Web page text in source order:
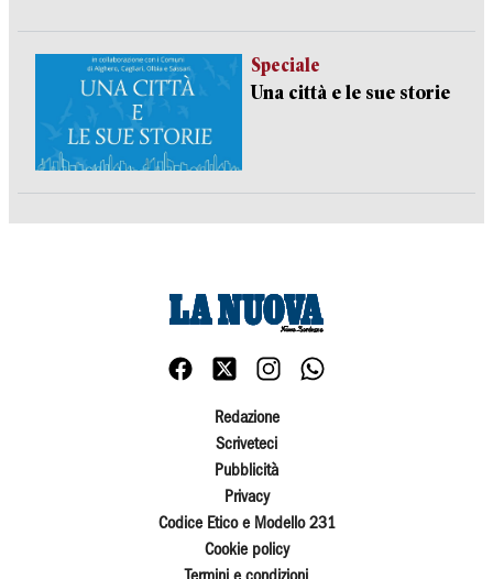
Speciale
Una città e le sue storie
Redazione
Scriveteci
Pubblicità
Privacy
Codice Etico e Modello 231
Cookie policy